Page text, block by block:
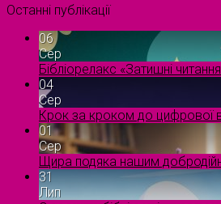
Останні публікації
06
Сер
Бібліорелакс «Затишні
04
Сер
Крок за кроком до цифрової
01
Сер
Щира подяка нашим
31
Лип